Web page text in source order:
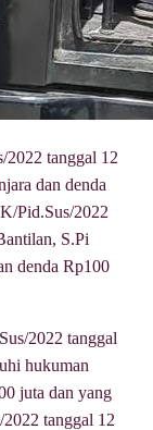
2022 tanggal 12
dan denda
Pid.Sus/2022
S.Pi
denda Rp100
2022 tanggal
hukuman
juta dan yang
tanggal 12